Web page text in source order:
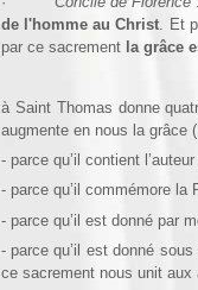
de l'homme au Christ. Et
par ce sacrement la grâce
à Saint Thomas donne
augmente en nous la grâce
- parce qu’il contient
- parce qu’il commémore la
- parce qu’il est donné par
- parce qu’il est donné
ce sacrement nous unit